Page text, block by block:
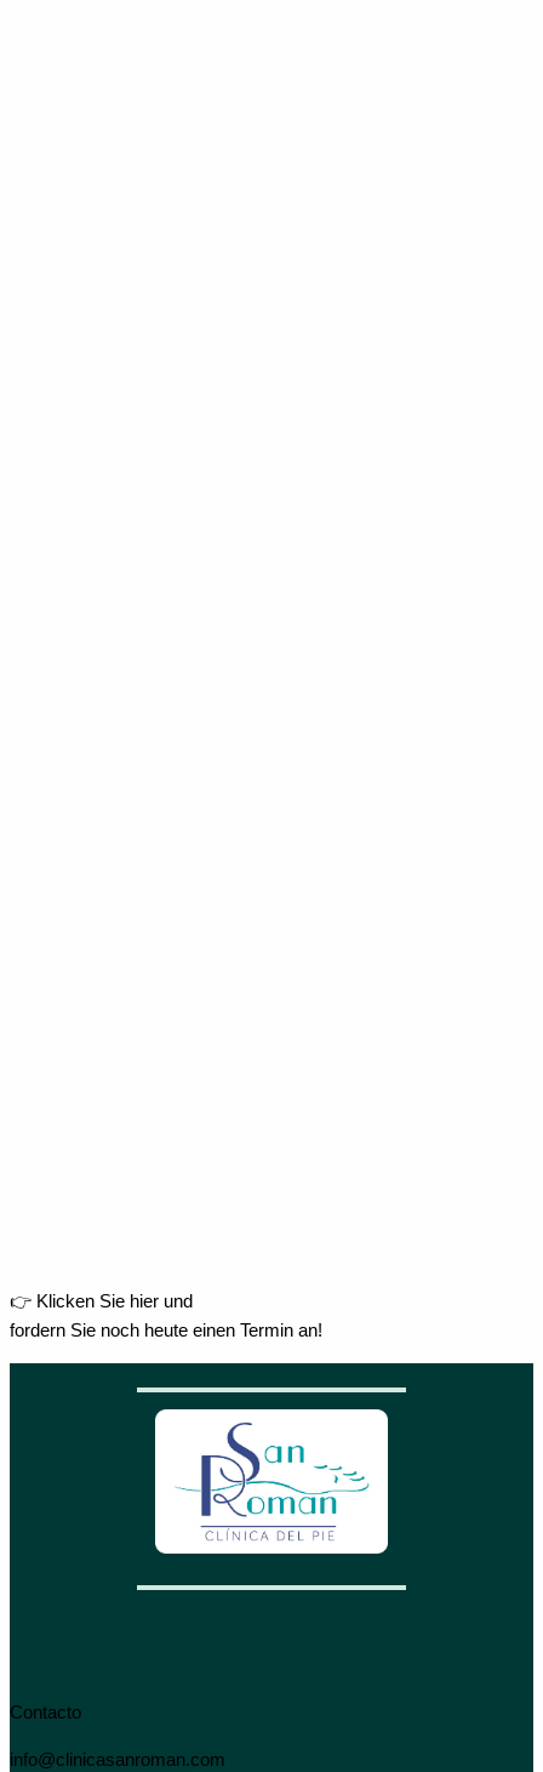
👉 Klicken Sie hier und
fordern Sie noch heute einen Termin an!
Contacto
info@clinicasanroman.com